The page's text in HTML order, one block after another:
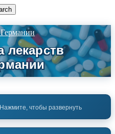
Нажмите, чтобы развернуть